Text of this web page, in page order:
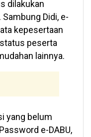
dilakukan
Didi, e-
kepesertaan
peserta
lainnya.
yang belum
e-DABU,